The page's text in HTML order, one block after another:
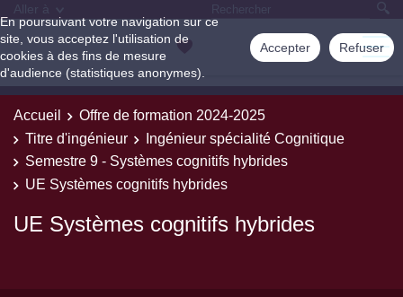
En poursuivant votre navigation sur ce
site, vous acceptez l'utilisation de
cookies à des fins de mesure
d'audience (statistiques anonymes).
Accepter Refuser
Aller à
Accueil
Offre de formation 2024-2025
Titre d'ingénieur
Ingénieur spécialité Cognitique
Semestre 9 - Systèmes cognitifs hybrides
UE Systèmes cognitifs hybrides
UE Systèmes cognitifs hybrides